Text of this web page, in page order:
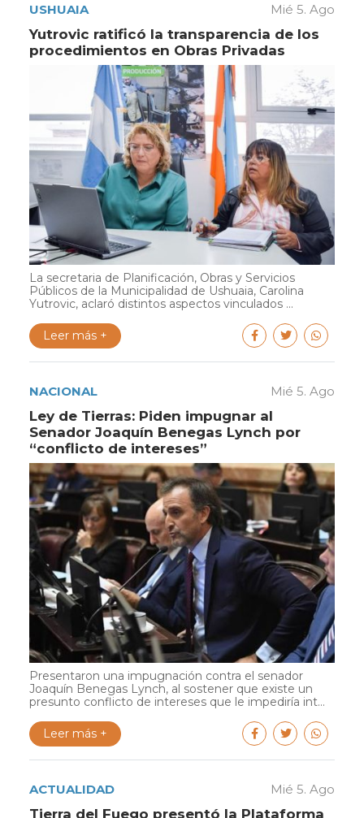
USHUAIA Mié 5. Ago
Yutrovic ratificó la transparencia de los
procedimientos en Obras Privadas
La secretaria de Planificación, Obras y Servicios
Públicos de la Municipalidad de Ushuaia, Carolina
Yutrovic, aclaró distintos aspectos vinculados ...
Leer más +
NACIONAL Mié 5. Ago
Ley de Tierras: Piden impugnar al
Senador Joaquín Benegas Lynch por
“conflicto de intereses”
Presentaron una impugnación contra el senador
Joaquín Benegas Lynch, al sostener que existe un
presunto conflicto de intereses que le impediría int...
Leer más +
ACTUALIDAD Mié 5. Ago
Tierra del Fuego presentó la Plataforma